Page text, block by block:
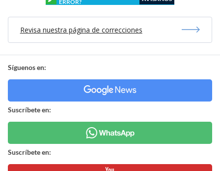
ERROR?
Revisa nuestra página de correcciones
Síguenos en:
Suscríbete en:
Suscríbete en: